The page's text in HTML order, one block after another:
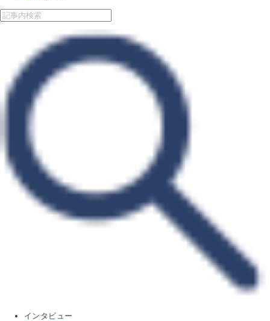
インタビュー